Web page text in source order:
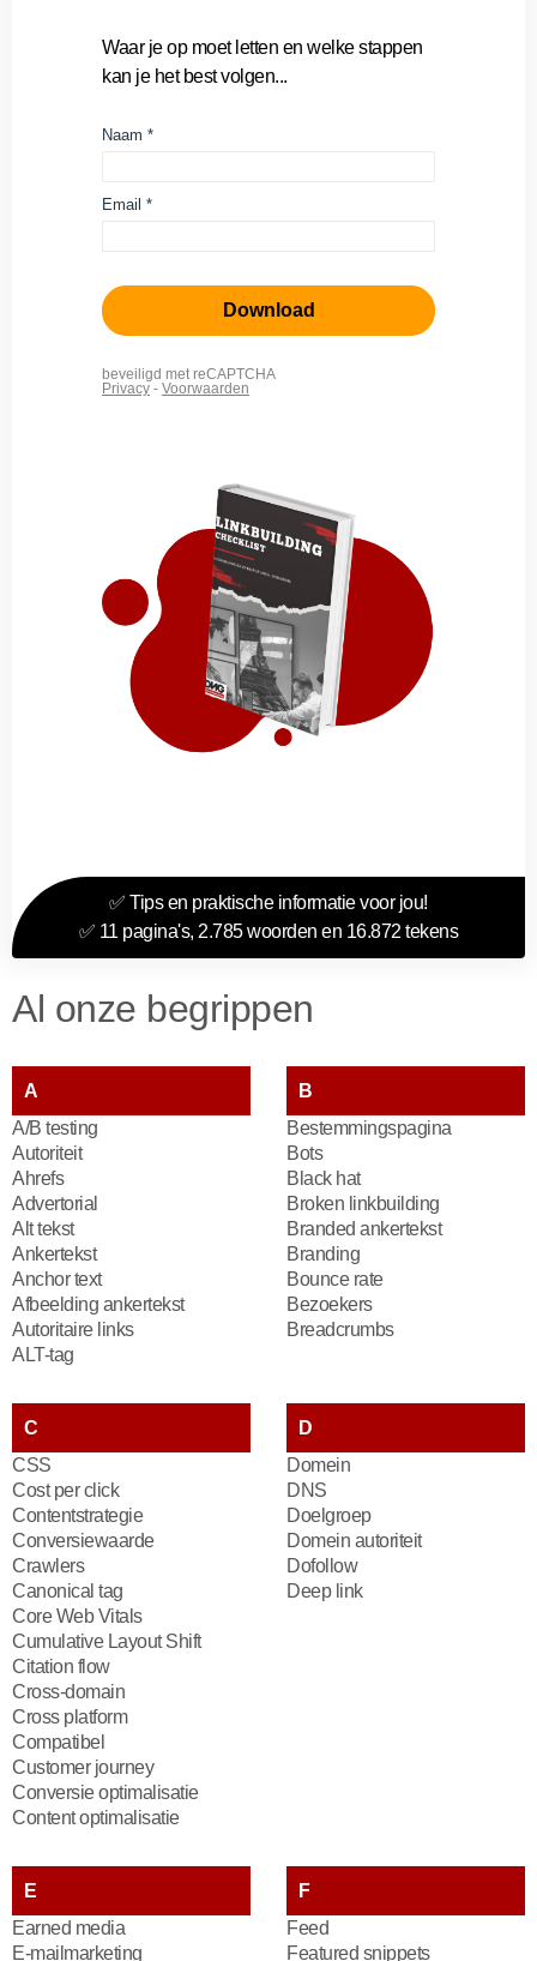
Waar je op moet letten en welke stappen
kan je het best volgen...
✅ Tips en praktische informatie voor jou!
✅ 11 pagina's, 2.785 woorden en 16.872 tekens
Al onze begrippen
A
A/B testing
Autoriteit
Ahrefs
Advertorial
Alt tekst
Ankertekst
Anchor text
Afbeelding ankertekst
Autoritaire links
ALT-tag
B
Bestemmingspagina
Bots
Black hat
Broken linkbuilding
Branded ankertekst
Branding
Bounce rate
Bezoekers
Breadcrumbs
C
CSS
Cost per click
Contentstrategie
Conversiewaarde
Crawlers
Canonical tag
Core Web Vitals
Cumulative Layout Shift
Citation flow
Cross-domain
Cross platform
Compatibel
Customer journey
Conversie optimalisatie
Content optimalisatie
D
Domein
DNS
Doelgroep
Domein autoriteit
Dofollow
Deep link
E
Earned media
E-mailmarketing
F
Feed
Featured snippets